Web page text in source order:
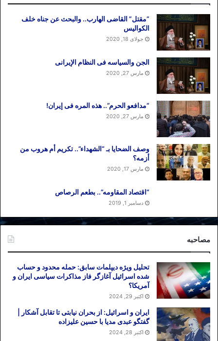
“مقتل” القاضی الهارب.. والبحث عن جناه خلف
الکوالیس
جولای 18, 2020
الجن والسیاسه فی النظام اﻹیرانی
مارس 27, 2020
“مدافعو الحرم”.. هذه المره فی إیران!
مارس 27, 2020
وصف الضحایا بـ “الشهداء”.. تکریم أم هروب من
أزمه؟
مارس 17, 2020
“اقتصاد المقاومه”.. بطعم الرصاص
دسامبر 1, 2019
مصاحبه
تحلیل ویژه دیپلمات سابق: حمله محدود و حساب
شده اسرائیل آغازگر فاز مذاکرات سیاسی ایران و
آمریکا؟
اکتبر 29, 2024
ایران و اسرائیل: از بحران نیابتی تا تقابل آشکار |
گفتگو عبدی مدیا با حسین علیزاده
اکتبر 28, 2024